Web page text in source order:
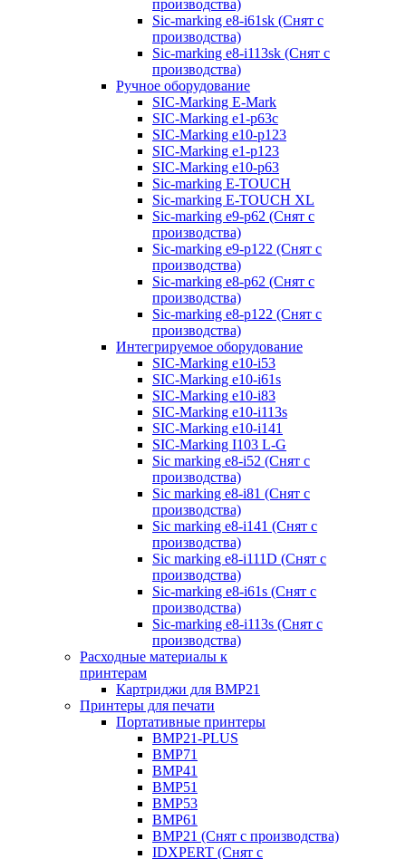
производства)
Sic-marking e8-i61sk (Снят с
производства)
Sic-marking e8-i113sk (Снят с
производства)
Ручное оборудование
SIC-Marking E-Mark
SIC-Marking e1-p63с
SIC-Marking e10-p123
SIC-Marking e1-p123
SIC-Marking e10-p63
Sic-marking E-TOUCH
Sic-marking E-TOUCH XL
Sic-marking e9-p62 (Снят с
производства)
Sic-marking e9-p122 (Снят с
производства)
Sic-marking e8-p62 (Снят с
производства)
Sic-marking e8-p122 (Снят с
производства)
Интегрируемое оборудование
SIC-Marking e10-i53
SIC-Marking e10-i61s
SIC-Marking e10-i83
SIC-Marking e10-i113s
SIC-Marking e10-i141
SIC-Marking I103 L-G
Sic marking e8-i52 (Снят с
производства)
Sic marking e8-i81 (Снят с
производства)
Sic marking e8-i141 (Снят с
производства)
Sic marking e8-i111D (Снят с
производства)
Sic-marking e8-i61s (Снят с
производства)
Sic-marking e8-i113s (Снят с
производства)
Расходные материалы к
принтерам
Картриджи для BMP21
Принтеры для печати
Портативные принтеры
BMP21-PLUS
BMP71
BMP41
BMP51
BMP53
BMP61
BMP21 (Снят с производства)
IDXPERT (Снят с